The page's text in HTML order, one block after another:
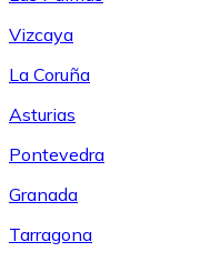
Vizcaya
La Coruña
Asturias
Pontevedra
Granada
Tarragona